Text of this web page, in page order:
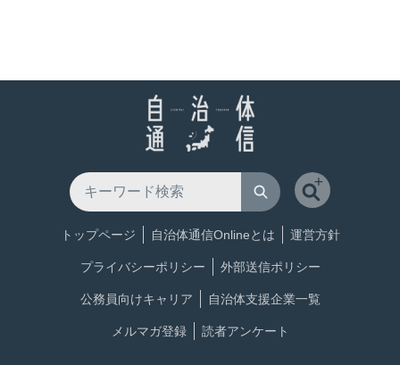
トップページ 自治体通信Onlineとは 運営方針
プライバシーポリシー 外部送信ポリシー
公務員向けキャリア 自治体支援企業一覧
メルマガ登録 読者アンケート